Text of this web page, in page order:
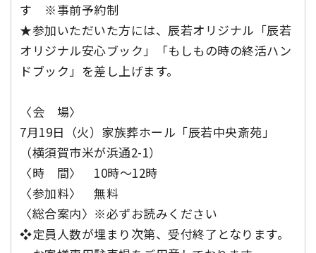
す ※事前予約制
★参加いただいた方には、辰若オリジナル「辰若
オリジナル安心ブック」「もしもの時の終活ハン
ドブック」を差し上げます。
〈会 場〉
7月19日（火）家族葬ホール「辰若中央斎苑」
（横須賀市米が浜通2-1）
〈時 間〉 10時～12時
〈参加料〉 無料
〈総合案内〉※必ずお読みください
❖定員人数が埋まり次第、受付終了となります。